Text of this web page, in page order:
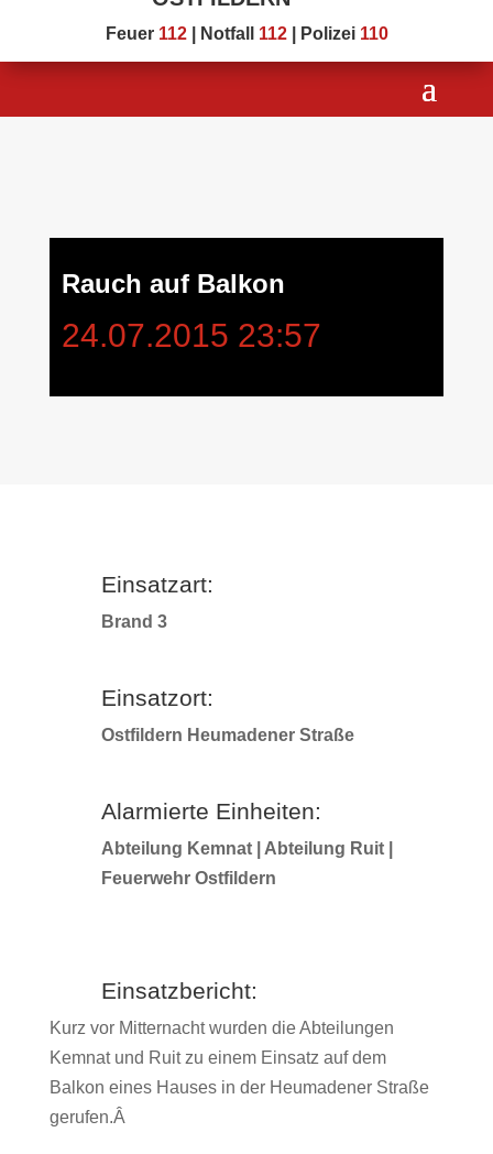
Feuer 112| Notfall 112| Polizei 110
Rauch auf Balkon
24.07.2015 23:57
Einsatzart:
Brand 3
Einsatzort:
Ostfildern Heumadener Straße
Alarmierte Einheiten:
Abteilung Kemnat | Abteilung Ruit |
Feuerwehr Ostfildern
Einsatzbericht:
Kurz vor Mitternacht wurden die Abteilungen
Kemnat und Ruit zu einem Einsatz auf dem
Balkon eines Hauses in der Heumadener Straße
gerufen.Â